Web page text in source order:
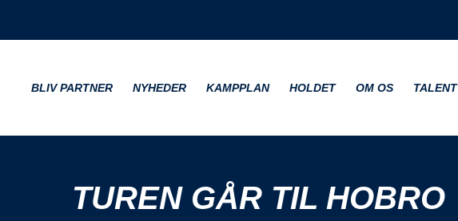
BLIV PARTNER NYHEDER KAMPPLAN HOLDET OM OS TALENT
TUREN GÅR TIL HOBRO